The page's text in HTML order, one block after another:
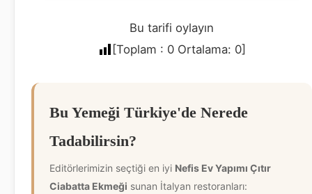
Bu tarifi oylayın
[Toplam : 0Ortalama: 0]
Bu Yemeği Türkiye'de Nerede
Tadabilirsin?
Editörlerimizin seçtiği en iyi Nefis Ev Yapımı Çıtır
Ciabatta Ekmeği sunan İtalyan restoranları: